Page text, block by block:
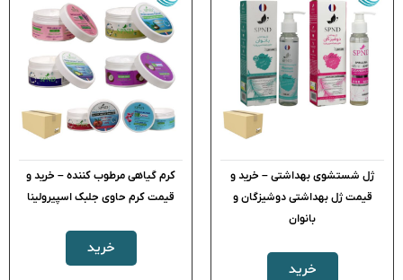
ژل شستشوی بهداشتی – خرید و
قیمت ژل بهداشتی دوشیزگان و
بانوان
خرید
کرم گیاهی مرطوب کننده – خرید و
قیمت کرم حاوی جلبک اسپیرولینا
خرید